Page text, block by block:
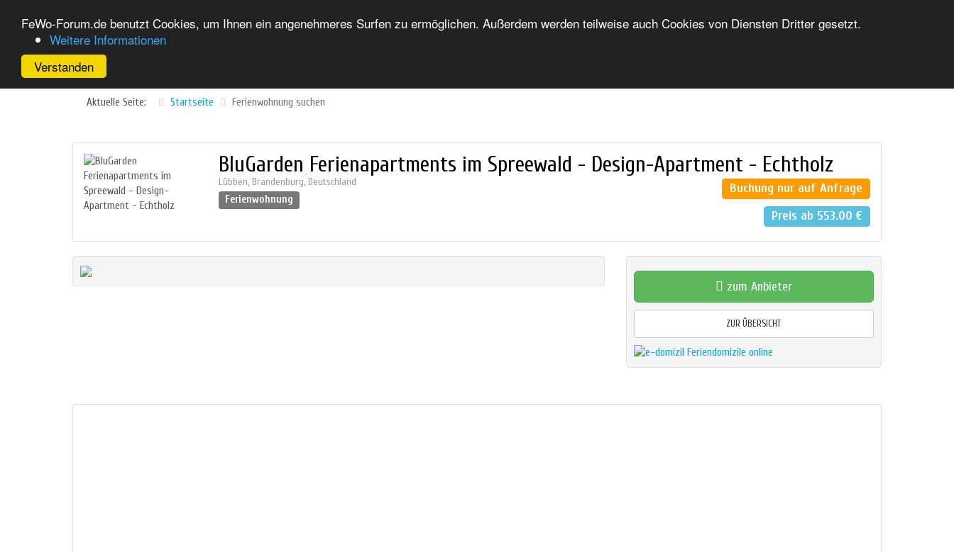
FeWo-Forum.de benutzt Cookies, um Ihnen ein angenehmeres Surfen zu ermöglichen. Außerdem werden teilweise auch Cookies von Diensten Dritter gesetzt.
Weitere Informationen
Verstanden
HOME FORUM UNTERKUNFTSVERZEICHNIS FERIENWOHNUNG INSERIEREN LOGIN/ANMELDUNG
Aktuelle Seite: Startseite Ferienwohnung suchen
BluGarden Ferienapartments im Spreewald - Design-Apartment - Echtholz
Lübben, Brandenburg, Deutschland
Ferienwohnung
Buchung nur auf Anfrage
Preis ab 553.00 €
zum Anbieter
ZUR ÜBERSICHT